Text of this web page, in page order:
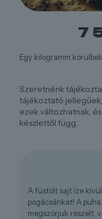
7
Egy kilogramm
Szeretnénk
tájékoztató
ezek változhatnak,
készlettől függ.
A füstölt sajt íze
pogácsánkat! A
megszórjuk reszelt,